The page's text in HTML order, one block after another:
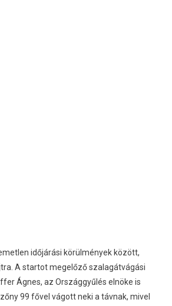
időjárási körülmények között,
A startot megelőző szalagátvágási
Ágnes, az Országgyűlés elnöke is
99 fővel vágott neki a távnak, mivel